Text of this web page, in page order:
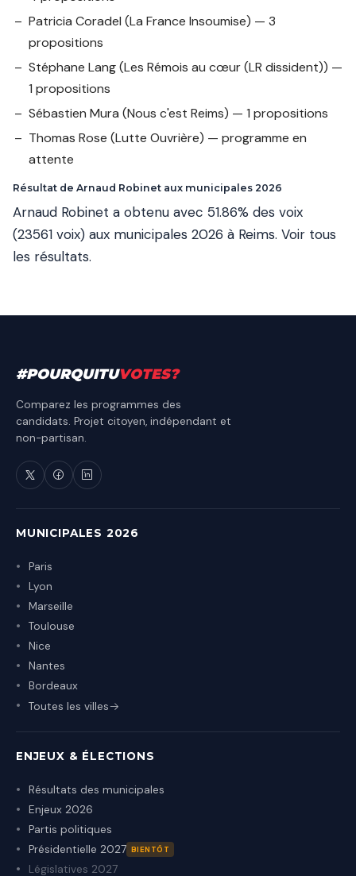
Patricia Coradel (La France Insoumise) — 3
propositions
Stéphane Lang(Les Rémois au cœur (LR dissident)) —
1 propositions
Sébastien Mura (Nous c'est Reims) — 1 propositions
Thomas Rose (Lutte Ouvrière) — programme en
attente
Résultat de Arnaud Robinet aux municipales 2026
Arnaud Robinet a obtenu avec 51.86% des voix
(23561 voix) aux municipales 2026 à Reims. Voir tous
les résultats.
#POURQUITUVOTES?
Comparez les programmes des
candidats. Projet citoyen, indépendant et
non-partisan.
MUNICIPALES 2026
Paris
Lyon
Marseille
Toulouse
Nice
Nantes
Bordeaux
Toutes les villes
ENJEUX & ÉLECTIONS
Résultats des municipales
Enjeux 2026
Partis politiques
Présidentielle 2027 BIENTÔT
Législatives 2027